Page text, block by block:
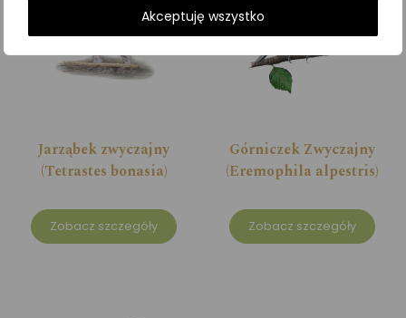
Akceptuję wszystko
Jarząbek zwyczajny
(Tetrastes bonasia)
Zobacz szczegóły
Górniczek Zwyczajny
(Eremophila alpestris)
Zobacz szczegóły